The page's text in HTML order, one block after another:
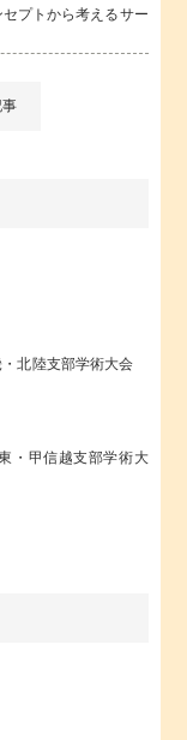
プトから考えるサー
北陸支部学術大会
・甲信越支部学術大